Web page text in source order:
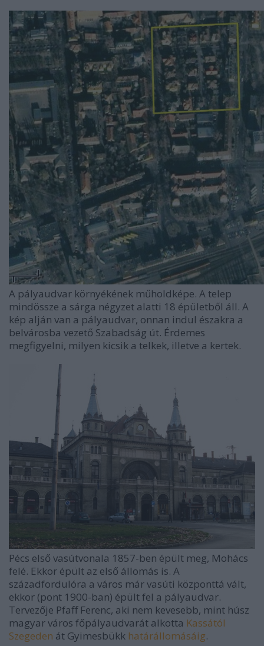
A pályaudvar környékének műholdképe. A telep
mindössze a sárga négyzet alatti 18 épületből áll. A
kép alján van a pályaudvar, onnan indul északra a
belvárosba vezető Szabadság út. Érdemes
megfigyelni, milyen kicsik a telkek, illetve a kertek.
Pécs első vasútvonala 1857-ben épült meg, Mohács
felé. Ekkor épült az első állomás is. A
századfordulóra a város már vasúti központtá vált,
ekkor (pont 1900-ban) épült fel a pályaudvar.
Tervezője Pfaff Ferenc, aki nem kevesebb, mint húsz
magyar város főpályaudvarát alkotta Kassától
Szegeden át Gyimesbükk határállomásáig.